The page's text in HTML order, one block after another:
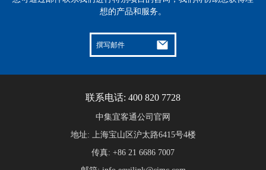
想的产品和服务。
撰写邮件
联系电话: 400 820 7728
中集宜客通公司官网
地址: 上海宝山区沪太路6415号4楼
传真: +86 21 6686 7007